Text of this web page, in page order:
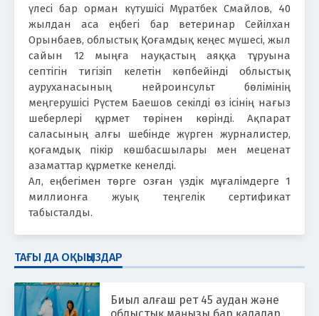
үлесі бар орман күтушісі Мұратбек Смайлов, 40
жылдан аса еңбегі бар ветеринар Сейілхан
Орынбаев, облыстық Қоғамдық кеңес мүшесі, жыл
сайын 12 мыңға науқастың аяққа тұруына
септігін тигізіп келетін көпбейінді облыстық
ауруханасының нейроинсульт бөлімінің
меңгерушісі Рүстем Баешов секілді өз ісінің нағыз
шеберлері құрмет төрінен көрінді. Ақпарат
саласының алғы шебінде жүрген журналистер,
қоғамдық пікір көшбасшылары мен меценат
азаматтар құрметке кенелді.
Ал, еңбегімен төрге озған үздік мұғалімдерге 1
миллионға жуық теңгелік сертификат
табысталды.
ТАҒЫ ДА ОҚЫҢЫЗДАР
Биыл алғаш рет 45 аудан және